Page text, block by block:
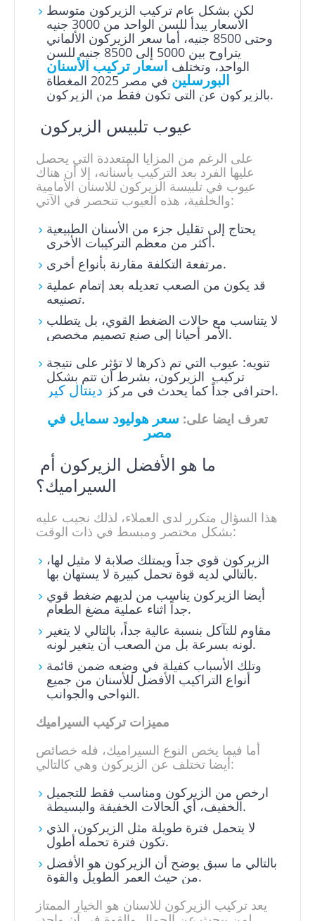
لكن بشكل عام تركيب الزيركون متوسط
الأسعار يبدأ للسن الواحد من 3000 جنيه
وحتى 8500 جنيه، أما سعر الزيركون الألماني
يتراوح بين 5000 إلى 8500 جنيه للسن
الواحد، وتختلف اسعار تركيب الأسنان
البورسلين
في مصر 2025 المغطاة
بالزيركون عن التي تكون فقط من الزيركون.
عيوب تلبيس الزيركون
على الرغم من المزايا المتعددة التي يحصل
عليها الفرد بعد التركيب بأسنانه، إلا أن هناك
عيوب في تلبيسة الزيركون للاسنان الأمامية
والخلفية، هذه العيوب تنحصر في الآتي:
يحتاج إلى تقليل جزء من الأسنان الطبيعية
أكثر من معظم التركيبات الأخرى.
مرتفعة التكلفة مقارنة بأنواع أخرى.
قد يكون من الصعب تعديله بعد إتمام عملية
تصنيعه.
لا يتناسب مع حالات الضغط القوي، بل يتطلب
الأمر أحيانا إلى صنع تصميم مخصص.
تنويه: عيوب التي تم ذكرها لا تؤثر على نتيجة
تركيب الزيركون، بشرط أن تتم بشكل
احترافي جداً كما يحدث في مركز دينتال كير
.
تعرف ايضا على: سعر هوليود سمايل في
مصر
السيراميك؟
هذا السؤال متكرر لدى العملاء، لذلك نجيب عليه
بشكل مختصر ومبسط في ذات الوقت:
الزيركون قوي جداً ويمتلك صلابة لا مثيل لها،
بالتالي لديه قوة تحمل كبيرة لا يستهان بها.
أيضا الزيركون يناسب من لديهم ضغط قوي
جداً اثناء عملية مضغ الطعام.
مقاوم للتآكل بنسبة عالية جداً، بالتالي لا يتغير
لونه بسرعة بل من الصعب أن يتغير لونه.
وتلك الأسباب كفيلة في وضعه ضمن قائمة
أنواع التراكيب الأفضل للأسنان من جميع
النواحي والجوانب.
أما فيما يخص النوع السيراميك، فله خصائص
أيضا تختلف عن الزيركون وهي كالتالي:
ارخص من الزيركون ومناسب فقط للتجميل
الخفيف، أي الحالات الخفيفة والبسيطة.
لا يتحمل فترة طويلة مثل الزيركون، الذي
تكون فترة تحمله أطول.
بالتالي ما سبق يوضح أن الزيركون هو الأفضل
من حيث العمر الطويل والقوة.
يعد تركيب الزيركون للاسنان هو الخيار الممتاز